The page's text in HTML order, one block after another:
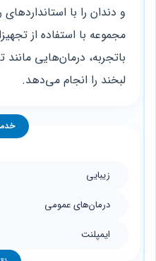
و دندان را با
مجموعه با استفاده از
باتجربه، درمان‌هایی مانند
لبخند را انجام می‌دهد.
زیبایی
درمان‌های عمومی
ایمپلنت